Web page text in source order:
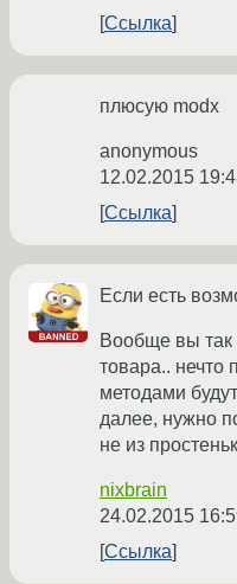
Ссылка
плюсую modx
anonymous
12.02.2015
Ссылка
Если есть
Вообще вы так
товара.. нечто
методами
далее, нужно
не из
nixbrain
24.02.2015
Ссылка